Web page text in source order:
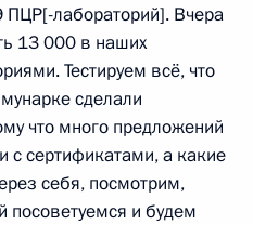
молодых
ПЦР[-лабораторий]. Вчера
13 000 в наших
Тестируем всё, что
сделали
что много предложений
с сертификатами, а какие
себя, посмотрим,
и будем